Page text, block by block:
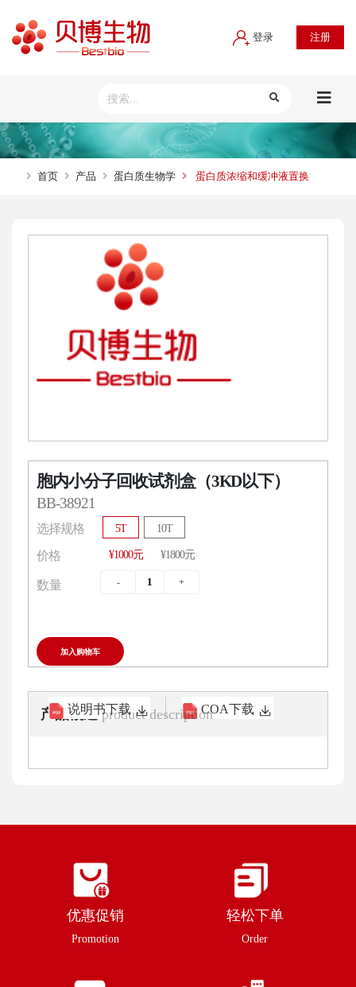
登录 注册
首页 产品 蛋白质生物学 蛋白质浓缩和缓冲液置换
胞内小分子回收试剂盒（3KD以下）
BB-38921
选择规格 5T 10T
价格 ¥1000元 ¥1800元
数量
加入购物车
说明书下载 COA下载
产品概述 product description
优惠促销
Promotion
轻松下单
Order